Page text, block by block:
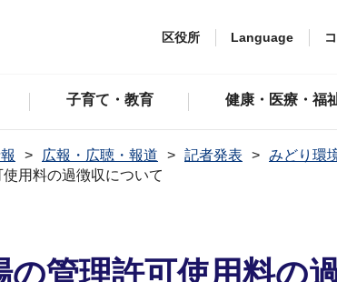
区役所 Language
子育て・教育 健康・医療・福
広報・広聴・報道 記者発表 みどり環
用料の過徴収について
管理許可使用料の